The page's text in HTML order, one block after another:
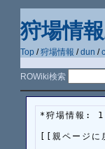
狩場情
Top /狩場情報 /dun /
ROWiki検索
*狩場情報:
[[親ページ